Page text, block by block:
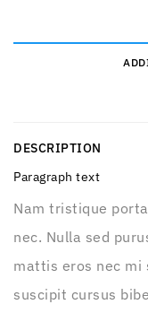
DESCRIPTION
Paragraph text
Nam tristique
nec. Nulla sed
mattis eros nec
suscipit cursus